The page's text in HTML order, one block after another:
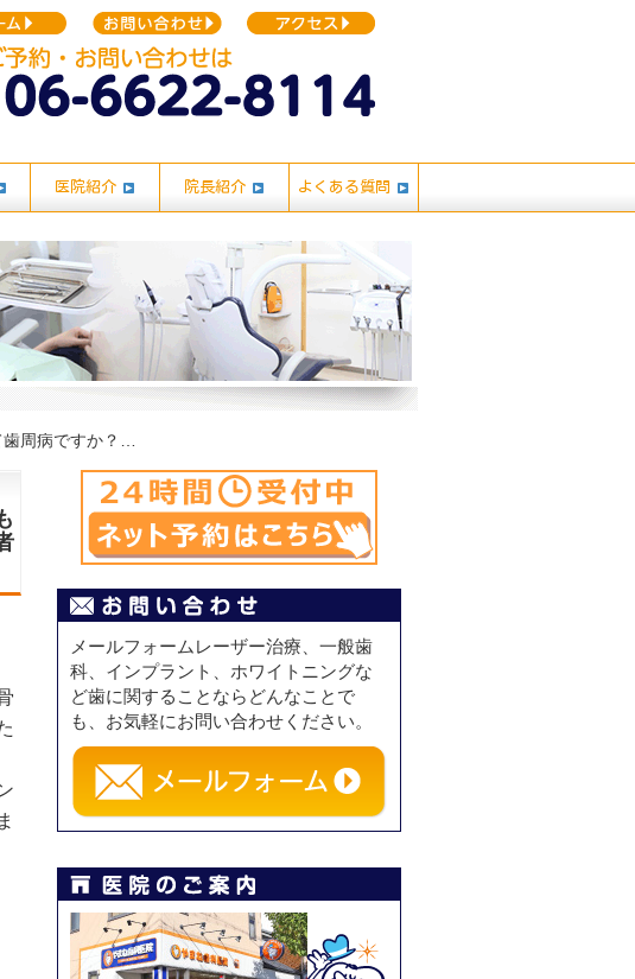
医院紹介 院長紹介 よくある質問
メールフォームレーザー治療、一般歯
科、インプラント、ホワイトニングな
ど歯に関することならどんなことで
も、お気軽にお問い合わせください。